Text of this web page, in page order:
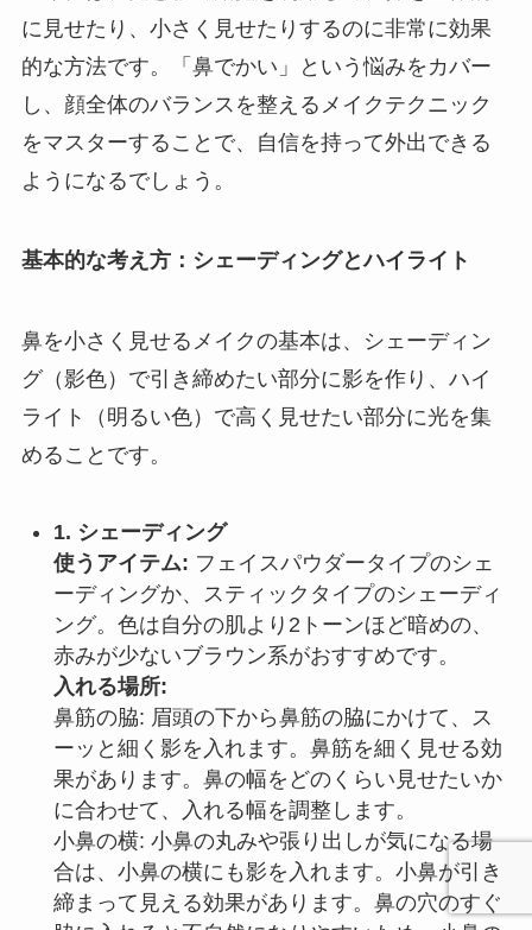
に見せたり、小さく見せたりするのに非常に効果
的な方法です。「鼻でかい」という悩みをカバー
し、顔全体のバランスを整えるメイクテクニック
をマスターすることで、自信を持って外出できる
ようになるでしょう。
基本的な考え方：シェーディングとハイライト
鼻を小さく見せるメイクの基本は、シェーディン
グ（影色）で引き締めたい部分に影を作り、ハイ
ライト（明るい色）で高く見せたい部分に光を集
めることです。
1. シェーディング
使うアイテム: フェイスパウダータイプのシェ
ーディングか、スティックタイプのシェーディ
ング。色は自分の肌より2トーンほど暗めの、
赤みが少ないブラウン系がおすすめです。
入れる場所:
鼻筋の脇: 眉頭の下から鼻筋の脇にかけて、ス
ーッと細く影を入れます。鼻筋を細く見せる効
果があります。鼻の幅をどのくらい見せたいか
に合わせて、入れる幅を調整します。
小鼻の横: 小鼻の丸みや張り出しが気になる場
合は、小鼻の横にも影を入れます。小鼻が引き
締まって見える効果があります。鼻の穴のすぐ